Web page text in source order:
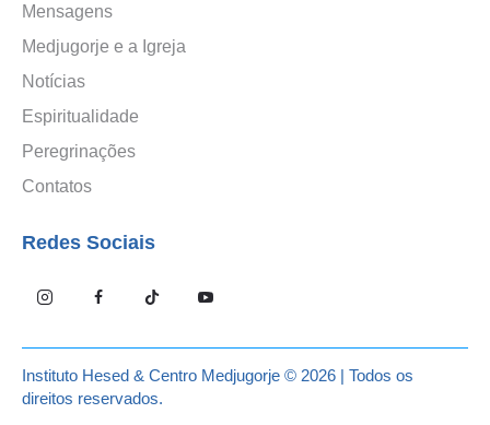
Mensagens
Medjugorje e a Igreja
Notícias
Espiritualidade
Peregrinações
Contatos
Redes Sociais
Instituto Hesed & Centro Medjugorje © 2026 | Todos os
direitos reservados.